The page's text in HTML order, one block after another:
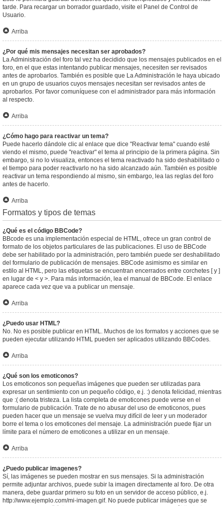
tarde. Para recargar un borrador guardado, visite el Panel de Control de
Usuario.
Arriba
¿Por qué mis mensajes necesitan ser aprobados?
La Administración del foro tal vez ha decidido que los mensajes publicados en el
foro, en el que estas intentando publicar mensajes, necesiten ser revisados
antes de aprobarlos. También es posible que La Administración le haya ubicado
en un grupo de usuarios cuyos mensajes necesitan ser revisados antes de
aprobarlos. Por favor comuníquese con el administrador para más información
al respecto.
Arriba
¿Cómo hago para reactivar un tema?
Puede hacerlo dándole clic al enlace que dice "Reactivar tema" cuando esté
viendo el mismo, puede "reactivar" el tema al principio de la primera página. Sin
embargo, si no lo visualiza, entonces el tema reactivado ha sido deshabilitado o
el tiempo para poder reactivarlo no ha sido alcanzado aún. También es posible
reactivar un tema respondiendo al mismo, sin embargo, lea las reglas del foro
antes de hacerlo.
Arriba
Formatos y tipos de temas
¿Qué es el código BBCode?
BBcode es una implementación especial de HTML, ofrece un gran control de
formato de los objetos particulares de las publicaciones. El uso de BBCode
debe ser habilitado por la administración, pero también puede ser deshabilitado
del formulario de publicación de mensajes. BBCode asimismo es similar en
estilo al HTML, pero las etiquetas se encuentran encerrados entre corchetes [ y ]
en lugar de < y >. Para más información, lea el manual de BBCode. El enlace
aparece cada vez que va a publicar un mensaje.
Arriba
¿Puedo usar HTML?
No. No es posible publicar en HTML. Muchos de los formatos y acciones que se
pueden ejecutar utilizando HTML pueden ser aplicados utilizando BBCodes.
Arriba
¿Qué son los emoticonos?
Los emoticonos son pequeñas imágenes que pueden ser utilizadas para
expresar un sentimiento con un pequeño código, e.j. :) denota felicidad, mientras
que :( denota tristeza. La lista completa de emoticones puede verse en el
formulario de publicación. Trate de no abusar del uso de emoticonos, pues
pueden hacer que un mensaje se vuelva muy difícil de leer y un moderador
borre el tema o los emoticones del mensaje. La administración puede fijar un
límite para el número de emoticones a utilizar en un mensaje.
Arriba
¿Puedo publicar imagenes?
Sí, las imágenes se pueden mostrar en sus mensajes. Si la administración
permite adjuntar archivos, puede subir la imagen directamente al foro. De otra
manera, debe guardar primero su foto en un servidor de acceso público, e.j.
http://www.ejemplo.com/mi-imagen.gif. No puede publicar imágenes que se